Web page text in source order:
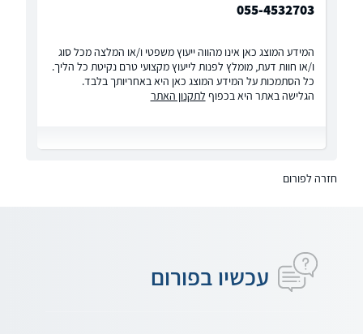
055-4532703
המידע המוצג כאן אינו מהווה ייעוץ משפטי ו/או המלצה מכל סוג
ו/או חוות דעת, מומלץ לפנות לייעוץ מקצועי טרם נקיטת כל הליך.
כל הסתמכות על המידע המוצג כאן היא באחריותך בלבד.
הגלישה באתר היא בכפוף לתקנון האתר
חזרה לפורום
עכשיו בפורום